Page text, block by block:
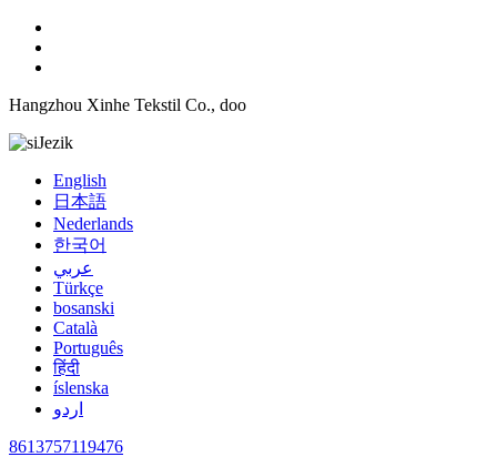
Hangzhou Xinhe Tekstil Co., doo
Jezik
English
日本語
Nederlands
한국어
عربي
Türkçe
bosanski
Català
Português
हिंदी
íslenska
اردو
8613757119476